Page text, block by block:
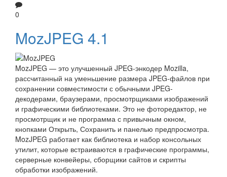
0
MozJPEG 4.1
MozJPEG — это улучшенный JPEG-энкодер Mozilla,
рассчитанный на уменьшение размера JPEG-файлов при
сохранении совместимости с обычными JPEG-
декодерами, браузерами, просмотрщиками изображений
и графическими библиотеками. Это не фоторедактор, не
просмотрщик и не программа с привычным окном,
кнопками Открыть, Сохранить и панелью предпросмотра.
MozJPEG работает как библиотека и набор консольных
утилит, которые встраиваются в графические программы,
серверные конвейеры, сборщики сайтов и скрипты
обработки изображений.